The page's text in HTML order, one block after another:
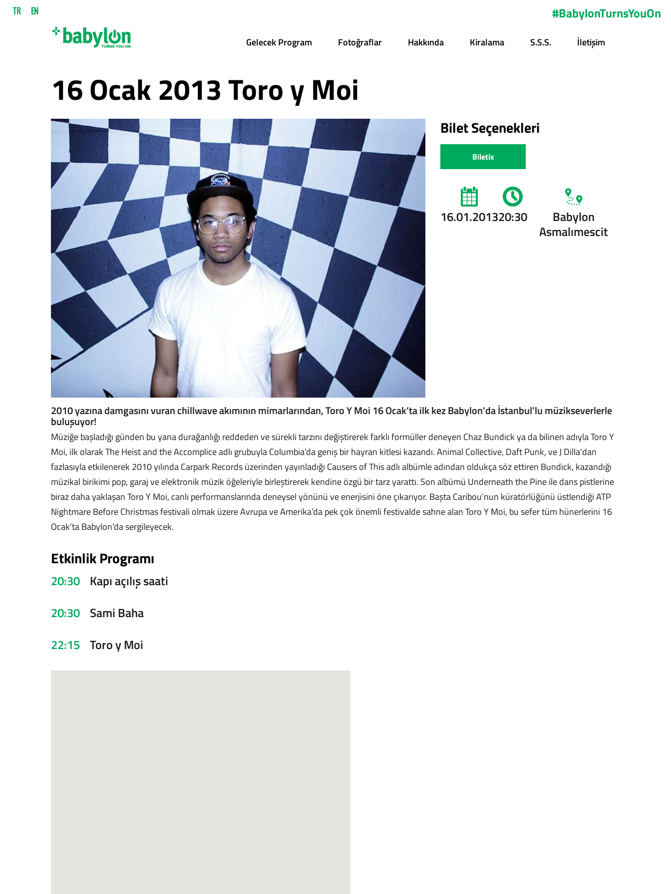
TR EN #BabylonTurnsYouOn
Gelecek Program Fotoğraflar Hakkında Kiralama S.s.s. İletişim
16 Ocak 2013 Toro y Moi
Bilet Seçenekleri
Biletix
16.01.201320:30
Babylon
Asmalımescit
2010 yazına damgasını vuran chillwave akımının mimarlarından, Toro Y Moi 16 Ocak’ta ilk kez Babylon'da İstanbul’lu müzikseverlerle
buluşuyor!
Müziğe başladığı günden bu yana durağanlığı reddeden ve sürekli tarzını değiştirerek farklı formüller deneyen Chaz Bundick ya da bilinen adıyla Toro Y
Moi, ilk olarak The Heist and the Accomplice adlı grubuyla Columbia’da geniş bir hayran kitlesi kazandı. Animal Collective, Daft Punk, ve J Dilla'dan
fazlasıyla etkilenerek 2010 yılında Carpark Records üzerinden yayınladığı Causers of This adlı albümle adından oldukça söz ettiren Bundick, kazandığı
müzikal birikimi pop, garaj ve elektronik müzik öğeleriyle birleştirerek kendine özgü bir tarz yarattı. Son albümü Underneath the Pine ile dans pistlerine
biraz daha yaklaşan Toro Y Moi, canlı performanslarında deneysel yönünü ve enerjisini öne çıkarıyor. Başta Caribou’nun küratörlüğünü üstlendiği ATP
Nightmare Before Christmas festivali olmak üzere Avrupa ve Amerika’da pek çok önemli festivalde sahne alan Toro Y Moi, bu sefer tüm hünerlerini 16
Ocak’ta Babylon’da sergileyecek.
Etkinlik Programı
20:30 Kapı açılış saati
20:30 Sami Baha
22:15 Toro y Moi